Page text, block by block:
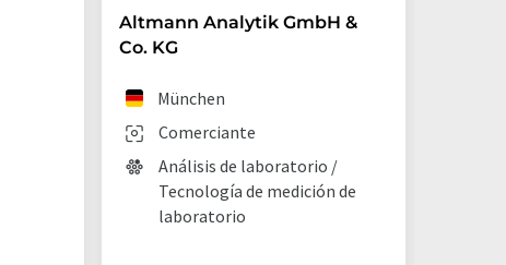
Altmann Analytik GmbH &
Co. KG
Comerciante
München
Análisis de laboratorio /
Tecnología de medición de
laboratorio